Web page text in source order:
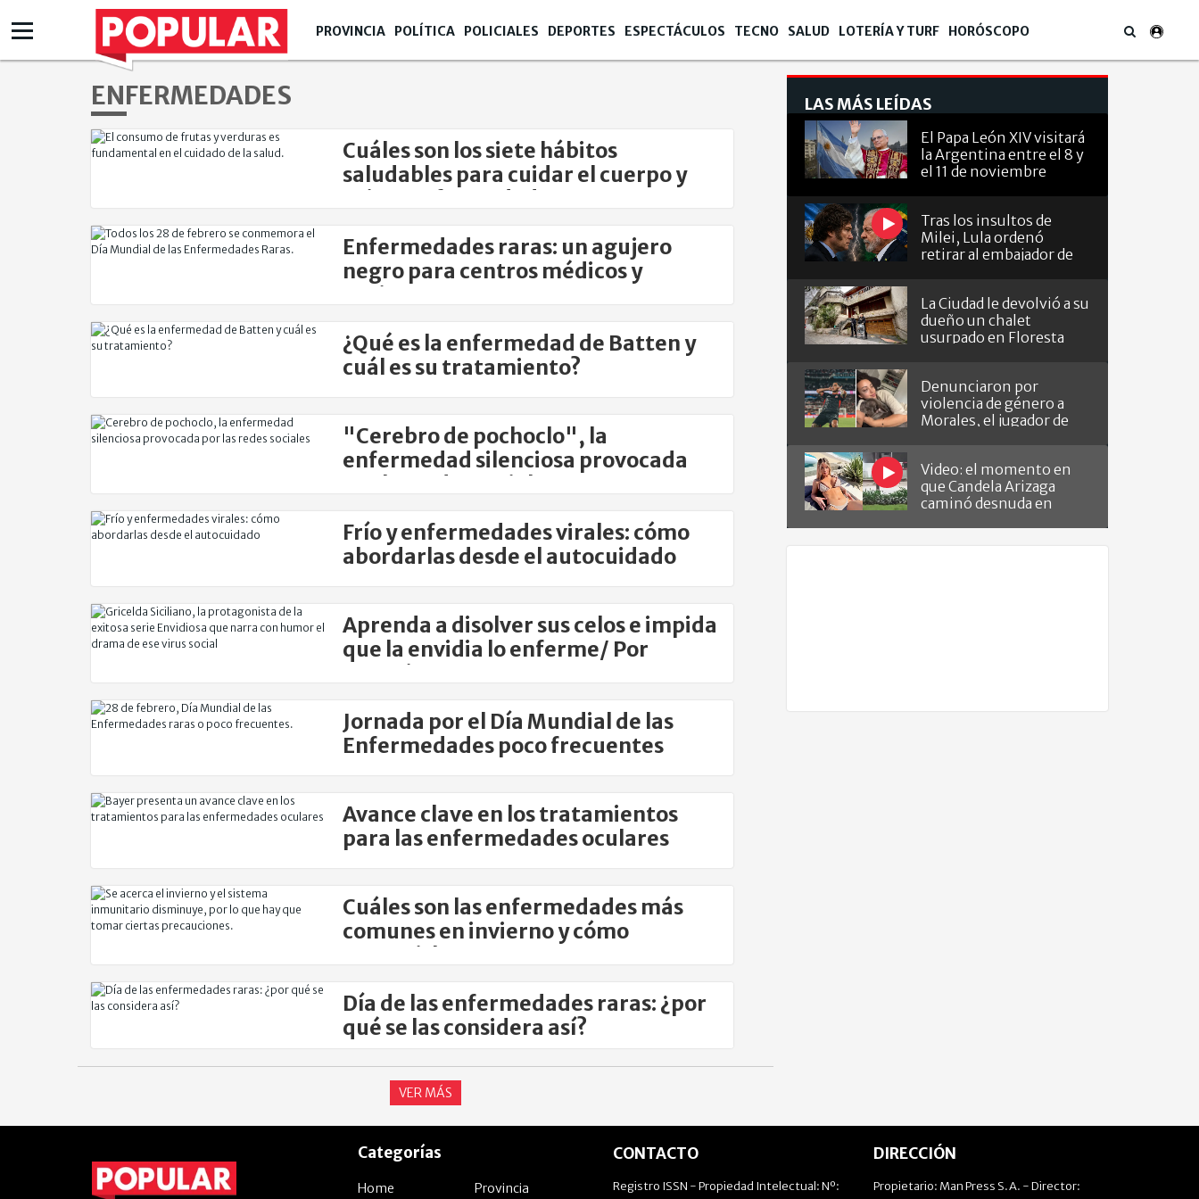
PROVINCIA POLÍTICA POLICIALES DEPORTES ESPECTÁCULOS TECNO SALUD LOTERÍA Y TURF HORÓSCOPO
ENFERMEDADES
Cuáles son los siete hábitos
saludables para cuidar el cuerpo y
evitar enfermedades
Enfermedades raras: un agujero
negro para centros médicos y
pacientes
¿Qué es la enfermedad de Batten y
cuál es su tratamiento?
"Cerebro de pochoclo", la
enfermedad silenciosa provocada
por las redes sociales
Frío y enfermedades virales: cómo
abordarlas desde el autocuidado
Aprenda a disolver sus celos e impida
que la envidia lo enferme/ Por
Antonio Las Heras
Jornada por el Día Mundial de las
Enfermedades poco frecuentes
Avance clave en los tratamientos
para las enfermedades oculares
Cuáles son las enfermedades más
comunes en invierno y cómo
prevenirlas
Día de las enfermedades raras: ¿por
qué se las considera así?
VER MÁS
LAS MÁS LEÍDAS
El Papa León XIV visitará
la Argentina entre el 8 y
el 11 de noviembre
Tras los insultos de
Milei, Lula ordenó
retirar al embajador de
La Ciudad le devolvió a su
dueño un chalet
usurpado en Floresta
Denunciaron por
violencia de género a
Morales, el jugador de
Video: el momento en
que Candela Arizaga
caminó desnuda en
Categorías
Home Provincia
CONTACTO
Registro ISSN - Propiedad Intelectual: Nº:
DIRECCIÓN
Propietario: Man Press S.A. - Director: